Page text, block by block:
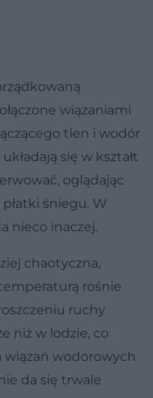
wiązaniami
tlen i wodór
się w kształt
oglądając
śniegu. W
nieco inaczej.
chaotyczna,
rośnie
ruchy
niż w lodzie, co
wiązań wodorowych
da się trwale